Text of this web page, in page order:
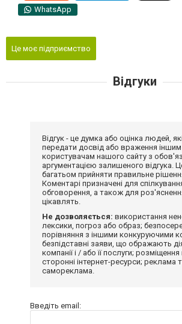
WhatsApp
Це моє підприємство
Відгуки
Відгук - це думка або оцінка людей,
передати досвід або враження іншим
користувачам нашого сайту з
аргументацією залишеного відгука.
багатьом прийняти правильне
Коментарі призначені для
обговорення, а також для
цікавлять.
Не дозволяється: використання
лексики, погроз або образ;
порівняння з іншими конкуруючими
безпідставні заяви, що ображають
компанії і / або її послуги;
сторонні інтернет-ресурси; реклама
самореклама.
Введіть email: